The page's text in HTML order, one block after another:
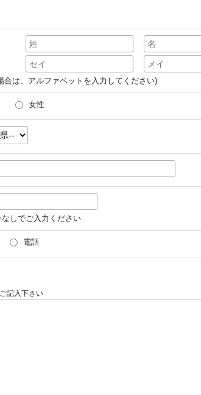
合は、アルファベットを入力してください)
女性
しでご入力ください
電話
記入下さい